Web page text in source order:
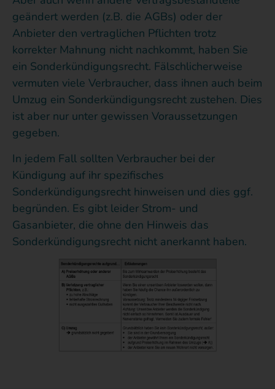
geändert werden (z.B. die AGBs) oder der
Anbieter den vertraglichen Pflichten trotz
korrekter Mahnung nicht nachkommt, haben Sie
ein Sonderkündigungsrecht. Fälschlicherweise
vermuten viele Verbraucher, dass ihnen auch beim
Umzug ein Sonderkündigungsrecht zustehen. Dies
ist aber nur unter gewissen Voraussetzungen
gegeben.
In jedem Fall sollten Verbraucher bei der
Kündigung auf ihr spezifisches
Sonderkündigungsrecht hinweisen und dies ggf.
begründen. Es gibt leider Strom- und
Gasanbieter, die ohne den Hinweis das
Sonderkündigungsrecht nicht anerkannt haben.